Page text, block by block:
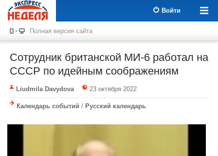
Войти
Полная версия сайта
Сотрудник британской МИ-6 работал на
СССР по идейным соображениям
Liudmila Davydova 23 октября 2022
Календарь событий / Русский календарь